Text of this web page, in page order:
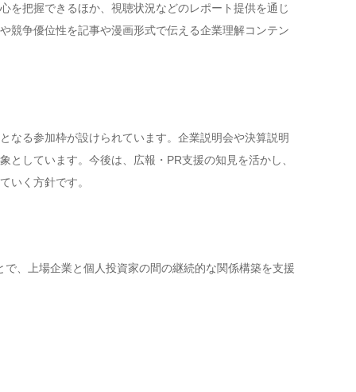
を把握できるほか、視聴状況などのレポート提供を通じ
競争優位性を記事や漫画形式で伝える企業理解コンテン
なる参加枠が設けられています。企業説明会や決算説明
しています。今後は、広報・PR支援の知見を活かし、
いく方針です。
、上場企業と個人投資家の間の継続的な関係構築を支援